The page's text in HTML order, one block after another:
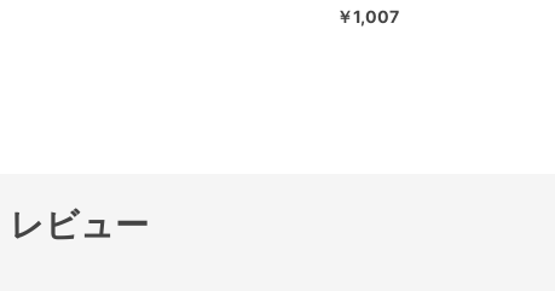
￥1,007
レビュー